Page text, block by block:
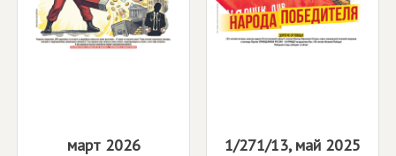
март 2026 1/271/13, май 2025